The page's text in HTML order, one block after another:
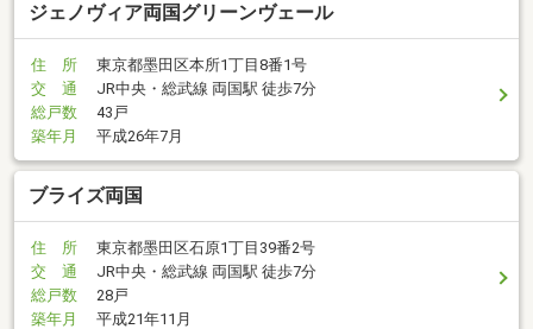
ジェノヴィア両国グリーンヴェール
住 所
東京都墨田区本所1丁目8番1号
交 通
JR中央・総武線 両国駅 徒歩7分
総戸数
43戸
築年月
平成26年7月
ブライズ両国
住 所
東京都墨田区石原1丁目39番2号
交 通
JR中央・総武線 両国駅 徒歩7分
総戸数
28戸
築年月
平成21年11月